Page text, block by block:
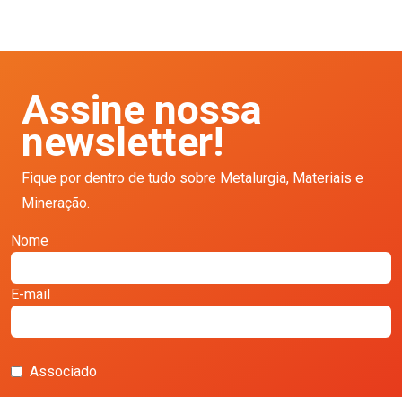
Assine nossa
newsletter!
Fique por dentro de tudo sobre Metalurgia, Materiais e
Mineração.
Nome
E-mail
Associado